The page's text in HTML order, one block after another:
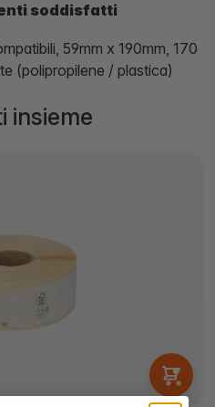
soddisfatti
59mm x 190mm, 170
(polipropilene / plastica)
insieme